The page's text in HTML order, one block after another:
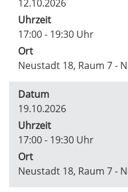
12.10.2026
Uhrzeit
17:00 - 19:30 Uhr
Ort
Neustadt 18, Raum 7 -
Datum
19.10.2026
Uhrzeit
17:00 - 19:30 Uhr
Ort
Neustadt 18, Raum 7 -